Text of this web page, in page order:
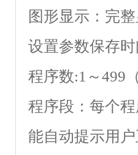
图形显示：完
设置参数保存时
程序数:1～499（
程序段：每个程
能自动提示用户